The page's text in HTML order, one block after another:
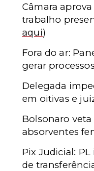
Câmara
trabalho
aqui)
Fora do ar:
gerar
Delegada
em oitivas e
Bolsonaro
absorventes
Pix Judicial:
de